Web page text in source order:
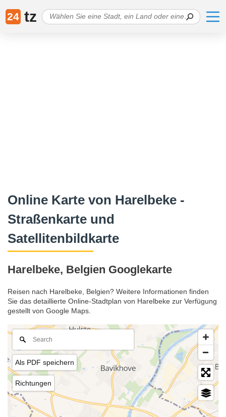
24 tz
Online Karte von Harelbeke -
Straßenkarte und
Satellitenbildkarte
Harelbeke, Belgien Googlekarte
Reisen nach Harelbeke, Belgien? Weitere Informationen finden
Sie das detaillierte Online-Stadtplan von Harelbeke zur Verfügung
gestellt von Google Maps.
Als PDF speichern
Richtungen